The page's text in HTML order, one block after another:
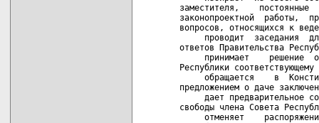
заместителя,
законопроектной  работы,
вопросов, относящихся к
проводит  заседания
ответов Правительства
принимает    решение
Республики
обращается    в
предложением о даче
дает предварительное
свободы члена Совета
отменяет